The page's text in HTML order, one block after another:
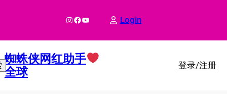
InstagramFacebook YouTube Login
蜘蛛侠网红助手
全球 登录/注册